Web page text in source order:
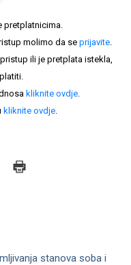
pretplatnicima.
molimo da se prijavite.
ili je pretplata istekla,
kliknite ovdje.
kliknite ovdje.
stanova soba i